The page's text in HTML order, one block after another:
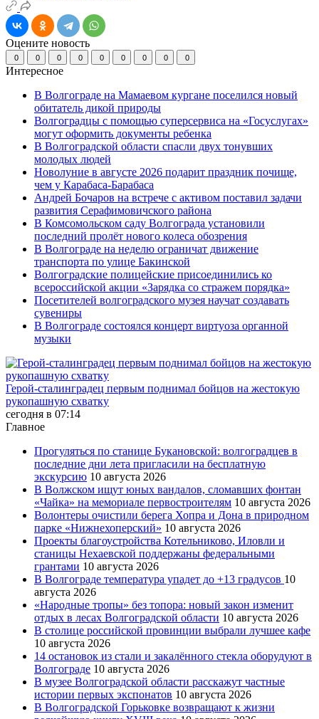
Оцените новость
0 0 0 0 0 0 0 0 0
Интересное
В Волгограде на Мамаевом кургане поселился новый
обитатель дикой природы
Волгоградцы с помощью суперсервиса на «Госуслугах»
могут оформить документы ребенка
В Волгоградской области спасли двух тонувших
молодых людей
Новолуние в августе 2026 подарит праздник почище,
чем у Карабаса-Барабаса
Андрей Бочаров на встрече с активом поставил задачи
развития Серафимовичского района
В Комсомольском саду Волгограда установили
последний пролёт нового колеса обозрения
В Волгограде на неделю ограничат движение
транспорта по улице Бакинской
Волгоградские полицейские присоединились ко
всероссийской акции «Зарядка со стражем порядка»
Посетителей волгоградского музея научат создавать
сувениры
В Волгограде состоялся концерт виртуоза органной
музыки
Герой-сталинградец первым поднимал бойцов на жестокую
рукопашную схватку
сегодня в 07:14
Главное
Прогуляться по станице Букановской: волгоградцев в
последние дни лета пригласили на бесплатную
экскурсию 10 августа 2026
В Волжском ищут юных вандалов, сломавших фонтан
«Чайка» на мемориале первостроителям 10 августа 2026
Волонтеры очистили берега Хопра и Дона в природном
парке «Нижнехоперский» 10 августа 2026
Проекты благоустройства Котельниково, Иловли и
станицы Нехаевской поддержаны федеральными
грантами 10 августа 2026
В Волгограде температура упадет до +13 градусов 10
августа 2026
«Народные тропы» без топора: новый закон изменит
отдых в лесах Волгоградской области 10 августа 2026
В столице российской провинции выбрали лучшее кафе
10 августа 2026
14 остановок из стали и закалённого стекла оборудуют в
Волгограде 10 августа 2026
В музее Волгоградской области расскажут частные
истории первых экспонатов 10 августа 2026
В Волгоградской Горьковке возвращают к жизни